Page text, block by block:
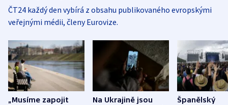
ČT24 každý den vybírá z obsahu publikovaného evropskými
veřejnými médii, členy Eurovize.
„Musíme zapojit
Na Ukrajině jsou
Španělský